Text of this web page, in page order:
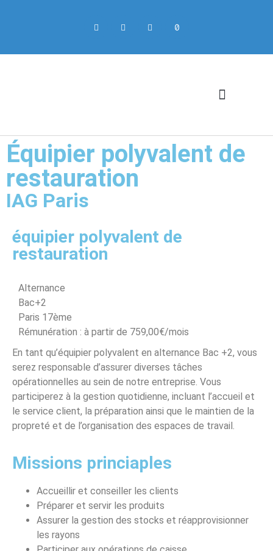
Équipier polyvalent de
restauration
IAG Paris
équipier polyvalent de
restauration
Alternance
Bac+2
Paris 17ème
Rémunération : à partir de 759,00€/mois
En tant qu’équipier polyvalent en alternance Bac +2, vous
serez responsable d’assurer diverses tâches
opérationnelles au sein de notre entreprise. Vous
participerez à la gestion quotidienne, incluant l’accueil et
le service client, la préparation ainsi que le maintien de la
propreté et de l’organisation des espaces de travail.
Missions princiaples
Accueillir et conseiller les clients
Préparer et servir les produits
Assurer la gestion des stocks et réapprovisionner
les rayons